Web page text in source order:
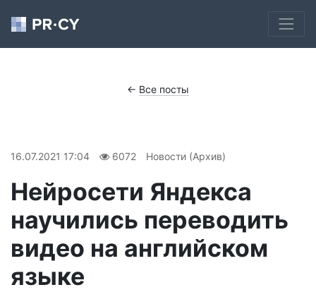
← Все посты
16.07.2021 17:04 6072 Новости (Архив)
Нейросети Яндекса
научились переводить
видео на английском
языке